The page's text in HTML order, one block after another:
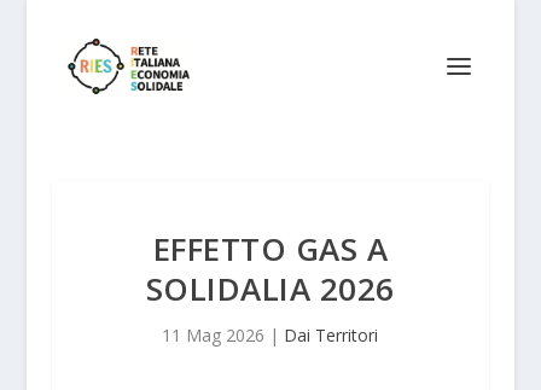
EFFETTO GAS A
SOLIDALIA 2026
11 Mag 2026 | Dai Territori